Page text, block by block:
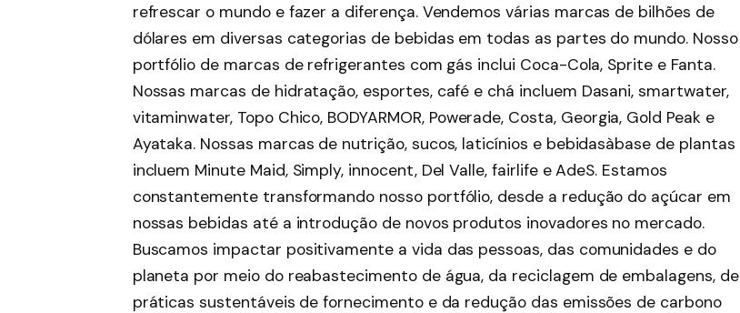
refrescar o mundo e fazer a diferença. Vendemos várias marcas de bilhões de
dólares em diversas categorias de bebidas em todas as partes do mundo. Nosso
portfólio de marcas de refrigerantes com gás inclui Coca-Cola, Sprite e Fanta.
Nossas marcas de hidratação, esportes, café e chá incluem Dasani, smartwater,
vitaminwater, Topo Chico, BODYARMOR, Powerade, Costa, Georgia, Gold Peak e
Ayataka. Nossas marcas de nutrição, sucos, laticínios e bebidasàbase de plantas
incluem Minute Maid, Simply, innocent, Del Valle, fairlife e AdeS. Estamos
constantemente transformando nosso portfólio, desde a redução do açúcar em
nossas bebidas até a introdução de novos produtos inovadores no mercado.
Buscamos impactar positivamente a vida das pessoas, das comunidades e do
planeta por meio do reabastecimento de água, da reciclagem de embalagens, de
práticas sustentáveis de fornecimento e da redução das emissões de carbono